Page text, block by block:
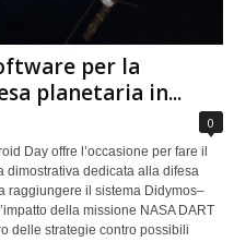
per la
planetaria in...
0
Day offre l’occasione per fare il
dimostrativa dedicata alla difesa
raggiungere il sistema Didymos–
della missione NASA DART
delle strategie contro possibili